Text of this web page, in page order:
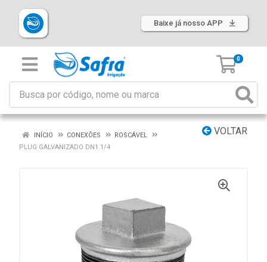
Baixe já nosso APP
0
VOLTAR
INÍCIO CONEXÕES
ROSCÁVEL
PLUG GALVANIZADO DN1.1/4